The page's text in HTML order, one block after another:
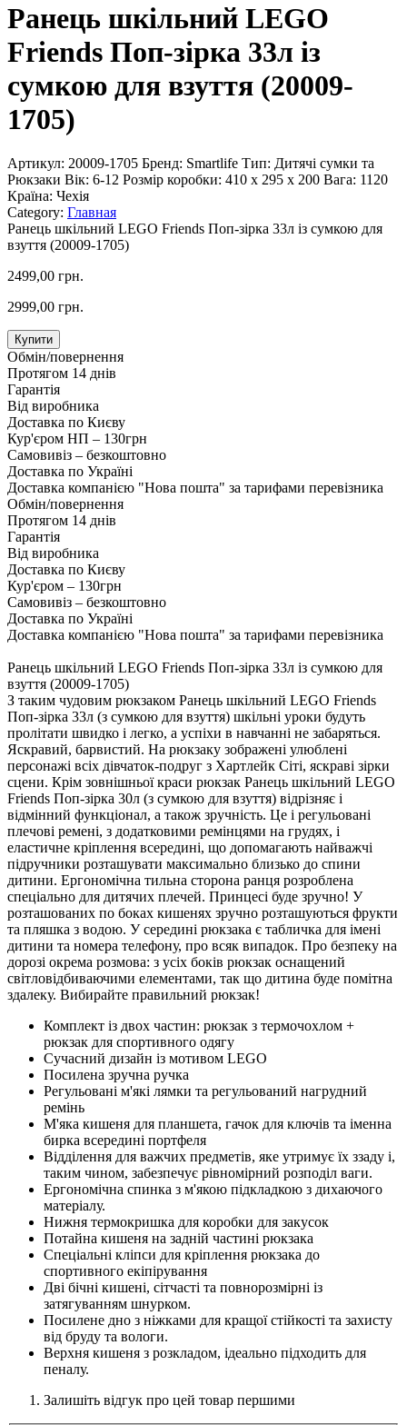
Ранець шкільний LEGO
Friends Поп-зірка 33л із
сумкою для взуття (20009-
1705)
Артикул: 20009-1705 Бренд: Smartlife Тип: Дитячі сумки та
Рюкзаки Вік: 6-12 Розмір коробки: 410 x 295 x 200 Вага: 1120
Країна: Чехія
Category: Главная
Ранець шкільний LEGO Friends Поп-зірка 33л із сумкою для
взуття (20009-1705)
2499,00 грн.
2999,00 грн.
Купити
Обмін/повернення
Протягом 14 днів
Гарантія
Від виробника
Доставка по Києву
Кур'єром НП – 130грн
Самовивіз – безкоштовно
Доставка по Україні
Доставка компанією "Нова пошта" за тарифами перевізника
Обмін/повернення
Протягом 14 днів
Гарантія
Від виробника
Доставка по Києву
Кур'єром – 130грн
Самовивіз – безкоштовно
Доставка по Україні
Доставка компанією "Нова пошта" за тарифами перевізника
Ранець шкільний LEGO Friends Поп-зірка 33л із сумкою для
взуття (20009-1705)
З таким чудовим рюкзаком Ранець шкільний LEGO Friends
Поп-зірка 33л (з сумкою для взуття) шкільні уроки будуть
пролітати швидко і легко, а успіхи в навчанні не забаряться.
Яскравий, барвистий. На рюкзаку зображені улюблені
персонажі всіх дівчаток-подруг з Хартлейк Сіті, яскраві зірки
сцени. Крім зовнішньої краси рюкзак Ранець шкільний LEGO
Friends Поп-зірка 30л (з сумкою для взуття) відрізняє і
відмінний функціонал, а також зручність. Це і регульовані
плечові ремені, з додатковими ремінцями на грудях, і
еластичне кріплення всередині, що допомагають найважчі
підручники розташувати максимально близько до спини
дитини. Ергономічна тильна сторона ранця розроблена
спеціально для дитячих плечей. Принцесі буде зручно! У
розташованих по боках кишенях зручно розташуються фрукти
та пляшка з водою. У середині рюкзака є табличка для імені
дитини та номера телефону, про всяк випадок. Про безпеку на
дорозі окрема розмова: з усіх боків рюкзак оснащений
світловідбиваючими елементами, так що дитина буде помітна
здалеку. Вибирайте правильний рюкзак!
Комплект із двох частин: рюкзак з термочохлом +
рюкзак для спортивного одягу
Сучасний дизайн із мотивом LEGO
Посилена зручна ручка
Регульовані м'які лямки та регульований нагрудний
ремінь
М'яка кишеня для планшета, гачок для ключів та іменна
бирка всередині портфеля
Відділення для важчих предметів, яке утримує їх ззаду і,
таким чином, забезпечує рівномірний розподіл ваги.
Ергономічна спинка з м'якою підкладкою з дихаючого
матеріалу.
Нижня термокришка для коробки для закусок
Потайна кишеня на задній частині рюкзака
Спеціальні кліпси для кріплення рюкзака до
спортивного екіпірування
Дві бічні кишені, сітчасті та повнорозмірні із
затягуванням шнурком.
Посилене дно з ніжками для кращої стійкості та захисту
від бруду та вологи.
Верхня кишеня з розкладом, ідеально підходить для
пеналу.
Залишіть відгук про цей товар першими